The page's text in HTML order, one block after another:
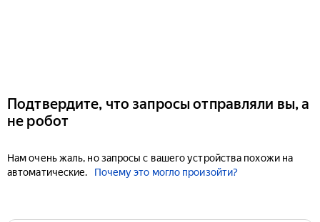
Подтвердите, что запросы отправляли вы, а
не робот
Нам очень жаль, но запросы с вашего устройства похожи на
автоматические.
Почему это могло произойти?